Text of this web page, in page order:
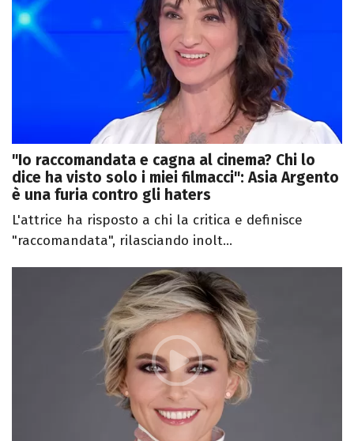
"Io raccomandata e cagna al cinema? Chi lo
dice ha visto solo i miei filmacci": Asia Argento
è una furia contro gli haters
L'attrice ha risposto a chi la critica e definisce
"raccomandata", rilasciando inolt...